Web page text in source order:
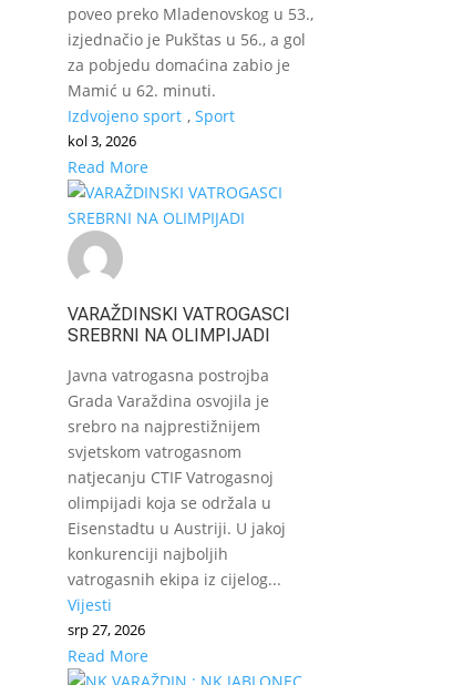
poveo preko Mladenovskog u 53.,
izjednačio je Pukštas u 56., a gol
za pobjedu domaćina zabio je
Mamić u 62. minuti.
Izdvojeno sport , Sport
kol 3, 2026
Read More
VARAŽDINSKI VATROGASCI
SREBRNI NA OLIMPIJADI
Javna vatrogasna postrojba
Grada Varaždina osvojila je
srebro na najprestižnijem
svjetskom vatrogasnom
natjecanju CTIF Vatrogasnoj
olimpijadi koja se održala u
Eisenstadtu u Austriji. U jakoj
konkurenciji najboljih
vatrogasnih ekipa iz cijelog...
Vijesti
srp 27, 2026
Read More